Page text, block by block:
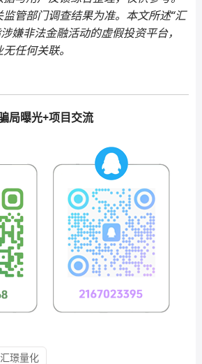
管部门调查结果为准。本文所述“汇
嫌非法金融活动的虚假投资平台，
任何关联。
局曝光+项目交流
汇璟量化